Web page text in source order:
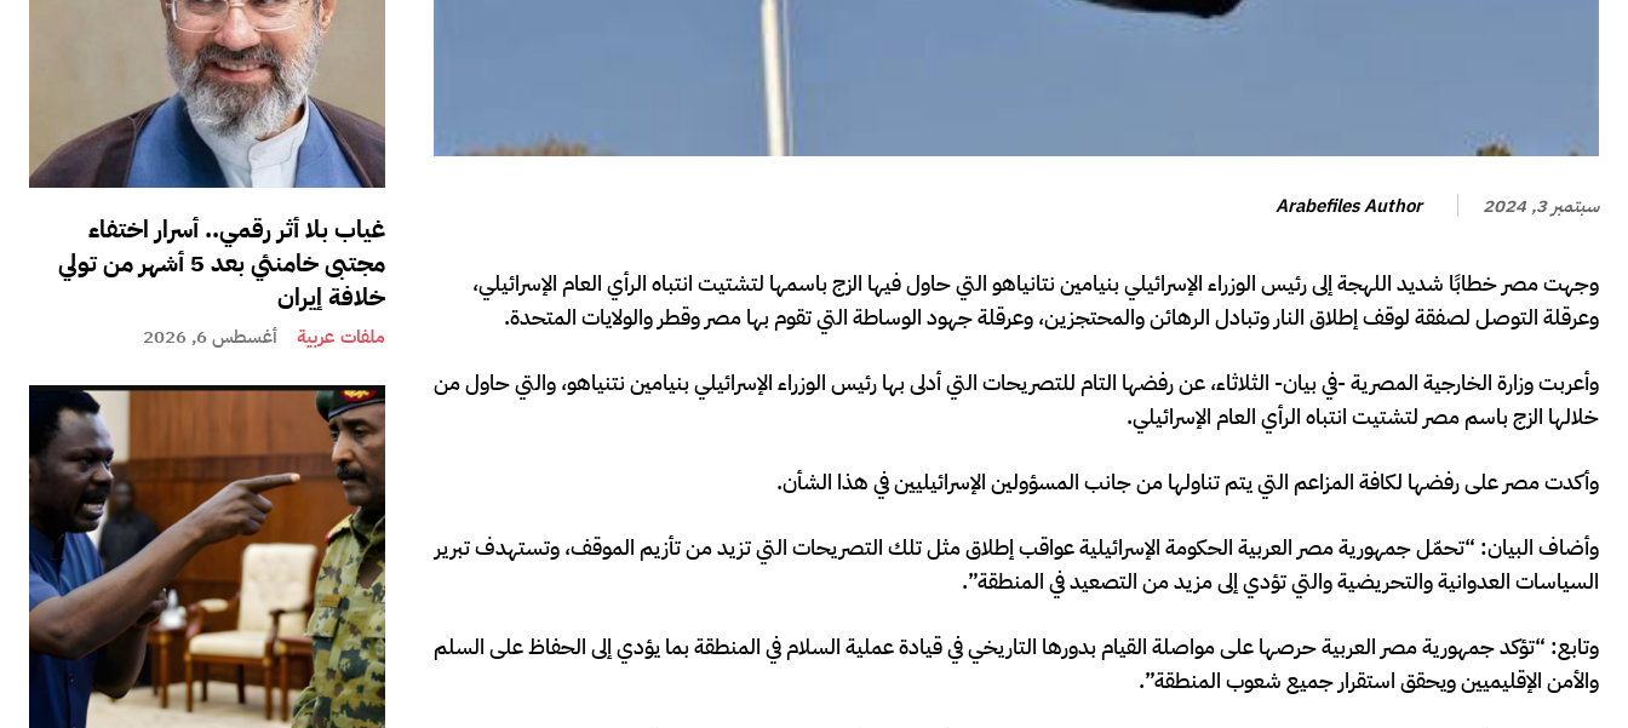
غياب بلا أثر رقمي.. أسرار اختفاء
مجتبى خامنئي بعد 5 أشهر من تولي
خلافة إيران
ملفات عربية أغسطس 6, 2026
سبتمبر 3, 2024 Arabefiles Author
وجهت مصر خطابًا شديد اللهجة إلى رئيس الوزراء الإسرائيلي بنيامين نتانياهو التي حاول فيها الزج باسمها لتشتيت انتباه الرأي العام الإسرائيلي،
وعرقلة التوصل لصفقة لوقف إطلاق النار وتبادل الرهائن والمحتجزين، وعرقلة جهود الوساطة التي تقوم بها مصر وقطر والولايات المتحدة.
وأعربت وزارة الخارجية المصرية -في بيان- الثلاثاء، عن رفضها التام للتصريحات التي أدلى بها رئيس الوزراء الإسرائيلي بنيامين نتنياهو، والتي حاول من
خلالها الزج باسم مصر لتشتيت انتباه الرأي العام الإسرائيلي.
وأكدت مصر على رفضها لكافة المزاعم التي يتم تناولها من جانب المسؤولين الإسرائيليين في هذا الشأن.
وأضاف البيان: “تحمّل جمهورية مصر العربية الحكومة الإسرائيلية عواقب إطلاق مثل تلك التصريحات التي تزيد من تأزيم الموقف، وتستهدف تبرير
السياسات العدوانية والتحريضية والتي تؤدي إلى مزيد من التصعيد في المنطقة”.
وتابع: “تؤكد جمهورية مصر العربية حرصها على مواصلة القيام بدورها التاريخي في قيادة عملية السلام في المنطقة بما يؤدي إلى الحفاظ على السلم
والأمن الإقليميين ويحقق استقرار جميع شعوب المنطقة”.